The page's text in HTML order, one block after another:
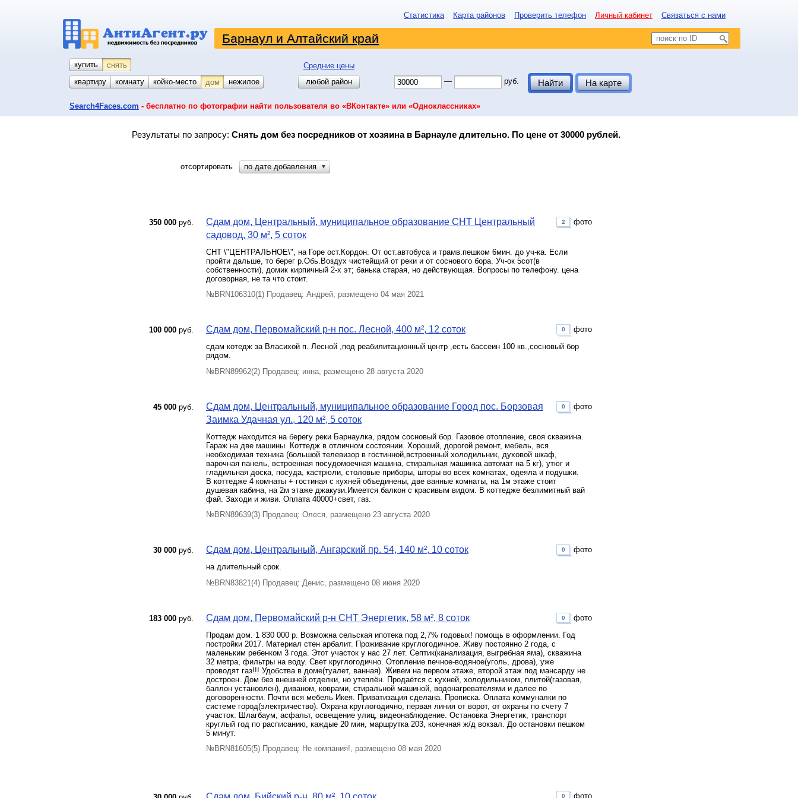
Статистика Карта районов Проверить телефон Личный кабинет Связаться с нами
Барнаул и Алтайский край
купить снять
Средние цены
квартиру
комнату койко-место дом гараж
участок
нежилое любой район — руб. Найти На карте
Search4Faces.com - бесплатно по фотографии найти пользователя во «ВКонтакте» или «Одноклассниках»
Результаты по запросу: Снять дом без посредников от хозяина в Барнауле длительно. По цене от 30000 рублей.
отсортировать по дате добавления ▼
350 000 руб.
Сдам дом, Центральный, муниципальное образование СНТ Центральный
садовод, 30 м², 5 соток
СНТ \"ЦЕНТРАЛЬНОЕ\", на Горе ост.Кордон. От ост.автобуса и трамв.пешком 6мин. до уч-ка. Если
пройти дальше, то берег р.Обь.Воздух чистейщий от реки и от соснового бора. Уч-ок 5сот(в
собственности), домик кирпичный 2-х эт; банька старая, но действующая. Вопросы по телефону. цена
договорная, не та что стоит.
2 фото
№BRN106310(1) Продавец: Андрей, размещено 04 мая 2021
100 000 руб. Сдам дом, Первомайский р-н пос. Лесной, 400 м², 12 соток
сдам котедж за Власихой п. Лесной ,под реабилитационный центр ,есть бассеин 100 кв.,сосновый бор
рядом.
0 фото
№BRN89962(2) Продавец: инна, размещено 28 августа 2020
45 000 руб.
Сдам дом, Центральный, муниципальное образование Город пос. Борзовая
Заимка Удачная ул., 120 м², 5 соток
Коттедж находится на берегу реки Барнаулка, рядом сосновый бор. Газовое отопление, своя скважина.
Гараж на две машины. Коттедж в отличном состоянии. Хороший, дорогой ремонт, мебель, вся
необходимая техника (большой телевизор в гостинной,встроенный холодильник, духовой шкаф,
варочная панель, встроенная посудомоечная машина, стиральная машинка автомат на 5 кг), утюг и
гладильная доска, посуда, кастрюли, столовые приборы, шторы во всех комнатах, одеяла и подушки.
В коттедже 4 комнаты + гостиная с кухней объединены, две ванные комнаты, на 1м этаже стоит
душевая кабина, на 2м этаже джакузи.Имеется балкон с красивым видом. В коттедже безлимитный вай
фай. Заходи и живи. Оплата 40000+свет, газ.
0 фото
№BRN89639(3) Продавец: Олеся, размещено 23 августа 2020
30 000 руб. Сдам дом, Центральный, Ангарский пр. 54, 140 м², 10 соток
на длительный срок.
0 фото
№BRN83821(4) Продавец: Денис, размещено 08 июня 2020
183 000 руб. Сдам дом, Первомайский р-н СНТ Энергетик, 58 м², 8 соток
Продам дом. 1 830 000 р. Возможна сельская ипотека под 2,7% годовых! помощь в оформлении. Год
постройки 2017. Материал стен арбалит. Проживание круглогодичное. Живу постоянно 2 года, с
маленьким ребенком 3 года. Этот участок у нас 27 лет. Септик(канализация, выгребная яма), скважина
32 метра, фильтры на воду. Свет круглогодично. Отопление печное-водяное(уголь, дрова), уже
проводят газ!!! Удобства в доме(туалет, ванная). Живем на первом этаже, второй этаж под мансарду не
достроен. Дом без внешней отделки, но утеплён. Продаётся с кухней, холодильником, плитой(газовая,
баллон установлен), диваном, коврами, стиральной машиной, водонагревателями и далее по
договоренности. Почти вся мебель Икея. Приватизация сделана. Прописка. Оплата коммуналки по
системе город(электричество). Охрана круглогодично, первая линия от ворот, от охраны по счету 7
участок. Шлагбаум, асфальт, освещение улиц, видеонаблюдение. Остановка Энергетик, транспорт
круглый год по расписанию, каждые 20 мин, маршрутка 203, конечная ж/д вокзал. До остановки пешком
5 минут.
0 фото
№BRN81605(5) Продавец: Не компания!, размещено 08 мая 2020
0 фото